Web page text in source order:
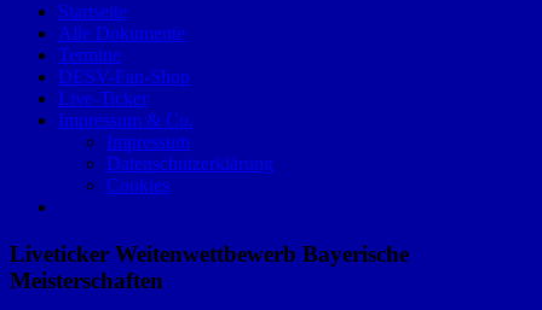
Startseite
Alle Dokumente
Termine
DESV-Fan-Shop
Live-Ticker
Impressum & Co.
Impressum
Datenschutzerklärung
Cookies
Liveticker Weitenwettbewerb Bayerische
Meisterschaften